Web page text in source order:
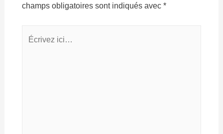
champs obligatoires sont indiqués avec *